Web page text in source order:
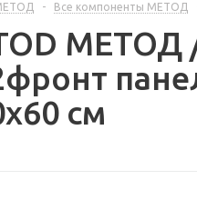
- Все компоненты МЕТОД
см